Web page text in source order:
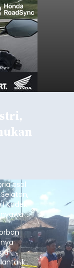
asal
Kadek
di
ke